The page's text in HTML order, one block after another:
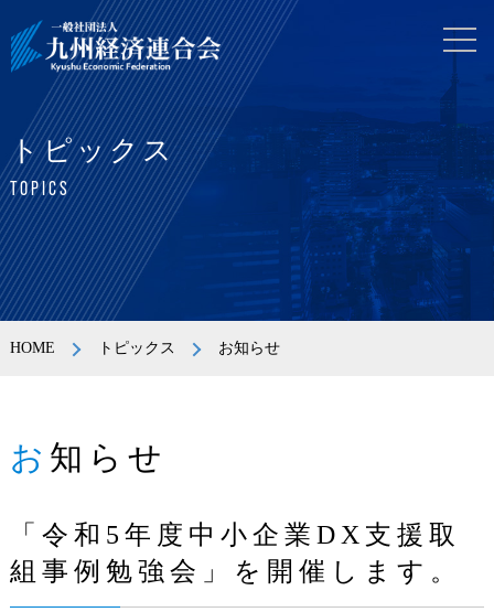
トピックス
TOPICS
HOME トピックス お知らせ
お知らせ
「令和5年度中小企業DX支援取
組事例勉強会」を開催します。